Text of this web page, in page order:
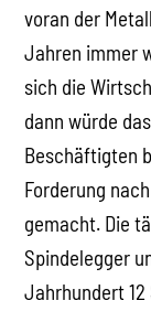
voran der
Jahren immer
sich die
dann würde
Beschäftigten
Forderung
gemacht. Die
Spindelegger
Jahrhundert